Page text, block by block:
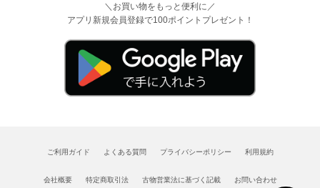
＼お買い物をもっと便利に／
アプリ新規会員登録で100ポイントプレゼント！
ご利用ガイド よくある質問 プライバシーポリシー 利用規約
会社概要 特定商取引法 古物営業法に基づく記載 お問い合わせ